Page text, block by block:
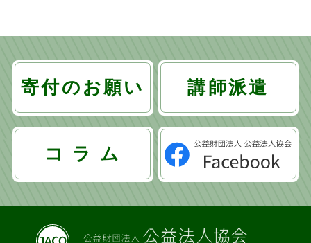
寄付のお願い 講師派遣
コ ラ ム